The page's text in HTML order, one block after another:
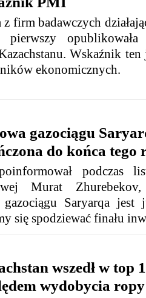
z firm badawczych
opublikowała
Wskaźnik ten
ekonomicznych.
gazociągu
do końca tego
podczas
Murat
gazociągu Saryarqa
się spodziewać finału
wszedł w top
wydobycia